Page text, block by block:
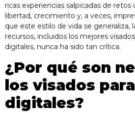
ricas experiencias salpicadas de retos
libertad, crecimiento y, a veces,
que este estilo de vida se generaliza,
recursos, incluidos los mejores
digitales, nunca ha sido tan crítica.
¿Por qué son
los visados
digitales?